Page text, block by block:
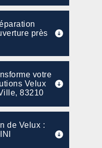
près
votre
Velux
83210
de Velux :